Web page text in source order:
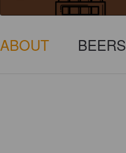
ABOUT BEERS